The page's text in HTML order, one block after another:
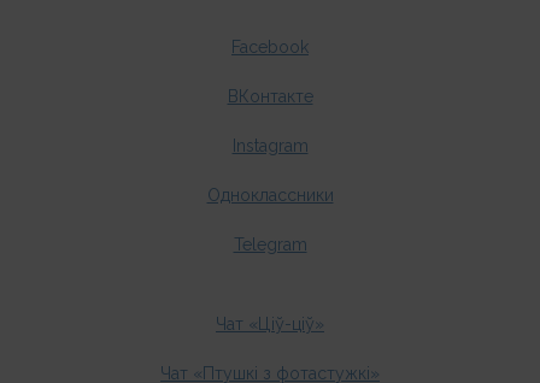
Facebook
ВКонтакте
Instagram
Одноклассники
Telegram
Чат «Ціў-ціў»
Чат «Птушкі з фотастужкі»